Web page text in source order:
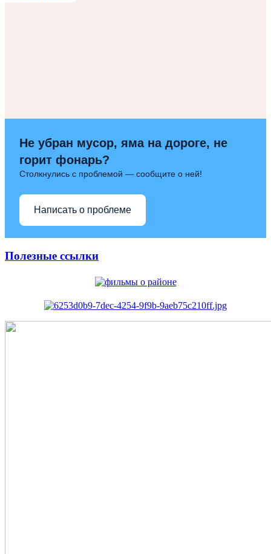
Не убран мусор, яма на дороге, не
горит фонарь?
Столкнулись с проблемой — сообщите о ней!
Написать о проблеме
Полезные ссылки